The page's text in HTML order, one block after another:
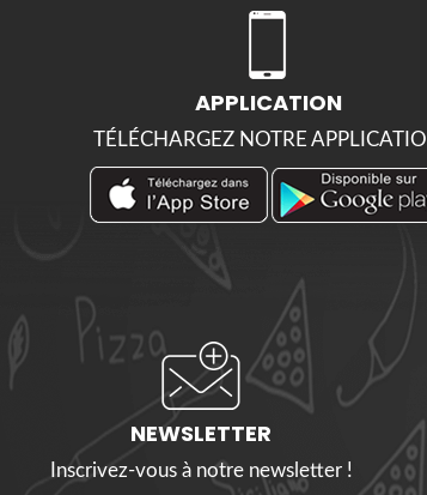
APPLICATION
TÉLÉCHARGEZ NOTRE
NEWSLETTER
Inscrivez-vous à notre newsletter !